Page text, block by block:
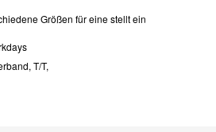
Größen für eine stellt ein
T/T,